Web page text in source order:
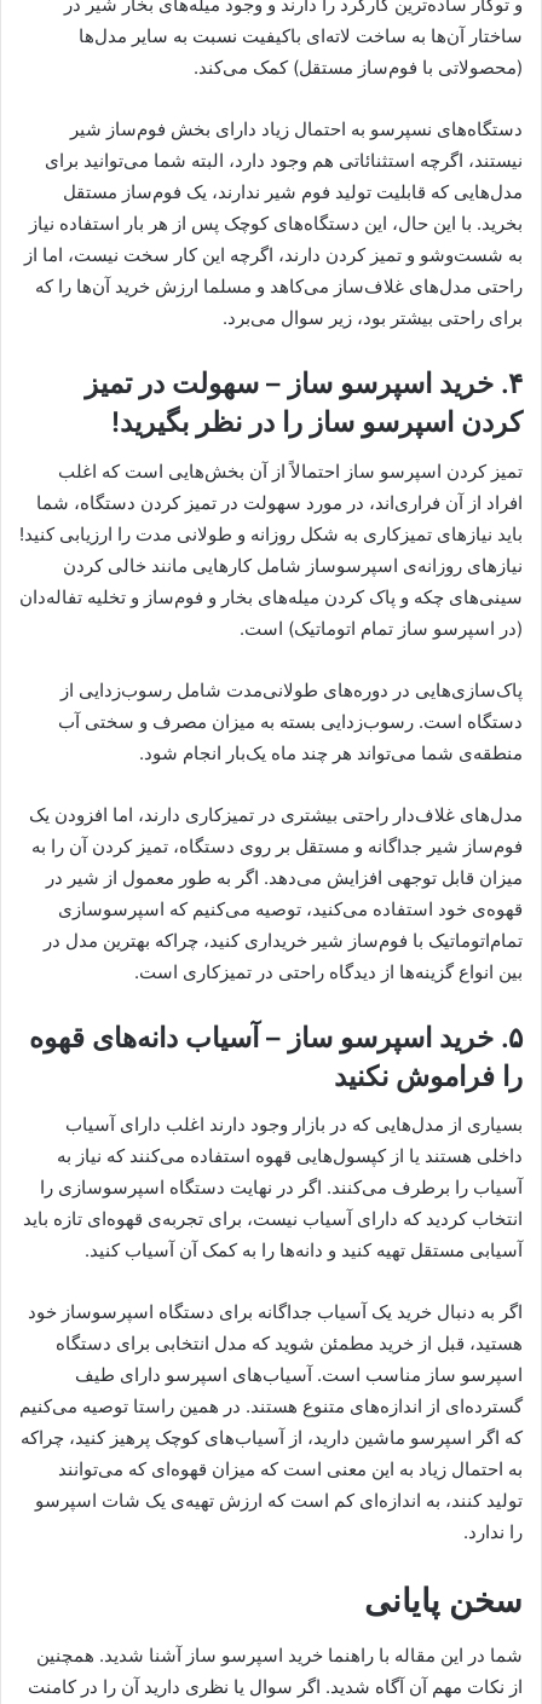
و توکار ساده‌ترین کارکرد را دارند و وجود میله‌های بخار شیر در
ساختار آن‌ها به ساخت لاته‌ای باکیفیت نسبت به سایر مدل‌ها
(محصولاتی با فوم‌ساز مستقل) کمک می‌کند.
دستگاه‌های نسپرسو به احتمال زیاد دارای بخش فوم‌ساز شیر
نیستند، اگرچه استثنائاتی هم وجود دارد، البته شما می‌توانید برای
مدل‌هایی که قابلیت تولید فوم شیر ندارند، یک فوم‌ساز مستقل
بخرید. با این حال، این دستگاه‌های کوچک پس از هر بار استفاده نیاز
به شست‌وشو و تمیز کردن دارند، اگرچه این کار سخت نیست، اما از
راحتی مدل‌های غلاف‌ساز می‌کاهد و مسلما ارزش خرید آن‌ها را که
برای راحتی بیشتر بود، زیر سوال می‌برد.
۴. خرید اسپرسو ساز – سهولت در تمیز
کردن اسپرسو ساز را در نظر بگیرید!
تمیز کردن اسپرسو ساز احتمالاً از آن بخش‌هایی است که اغلب
افراد از آن فراری‌اند، در مورد سهولت در تمیز کردن دستگاه، شما
باید نیازهای تمیزکاری به شکل روزانه و طولانی مدت را ارزیابی کنید!
نیازهای روزانه‌ی اسپرسوساز شامل کارهایی مانند خالی کردن
سینی‌های چکه و پاک کردن میله‌های بخار و فوم‌ساز و تخلیه تفاله‌دان
(در اسپرسو ساز تمام اتوماتیک) است.
پاک‌سازی‌هایی در دوره‌های طولانی‌مدت شامل رسوب‌زدایی از
دستگاه است. رسوب‌زدایی بسته به میزان مصرف و سختی آب
منطقه‌ی شما می‌تواند هر چند ماه یک‌بار انجام شود.
مدل‌های غلاف‌دار راحتی بیشتری در تمیزکاری دارند، اما افزودن یک
فوم‌ساز شیر جداگانه و مستقل بر روی دستگاه، تمیز کردن آن را به
میزان قابل توجهی افزایش می‌دهد. اگر به طور معمول از شیر در
قهوه‌ی خود استفاده می‌کنید، توصیه می‌کنیم که اسپرسوسازی
تمام‌اتوماتیک با فوم‌ساز شیر خریداری کنید، چراکه بهترین مدل در
بین انواع گزینه‌ها از دیدگاه راحتی در تمیزکاری است.
۵. خرید اسپرسو ساز – آسیاب دانه‌های قهوه
را فراموش نکنید
بسیاری از مدل‌هایی که در بازار وجود دارند اغلب دارای آسیاب
داخلی هستند یا از کپسول‌هایی قهوه استفاده می‌کنند که نیاز به
آسیاب را برطرف می‌کنند. اگر در نهایت دستگاه اسپرسوسازی را
انتخاب کردید که دارای آسیاب نیست، برای تجربه‌ی قهوه‌ای تازه باید
آسیابی مستقل تهیه کنید و دانه‌ها را به کمک آن آسیاب کنید.
اگر به دنبال خرید یک آسیاب جداگانه برای دستگاه اسپرسوساز خود
هستید، قبل از خرید مطمئن شوید که مدل انتخابی برای دستگاه
اسپرسو ساز مناسب است. آسیاب‌های اسپرسو دارای طیف
گسترده‌ای از اندازه‌های متنوع هستند. در همین راستا توصیه می‌کنیم
که اگر اسپرسو ماشین دارید، از آسیاب‌های کوچک پرهیز کنید، چراکه
به احتمال زیاد به این معنی است که میزان قهوه‌ای که می‌توانند
تولید کنند، به اندازه‌ای کم است که ارزش تهیه‌ی یک شات اسپرسو
را ندارد.
سخن پایانی
شما در این مقاله با راهنما خرید اسپرسو ساز آشنا شدید. همچنین
از نکات مهم آن آگاه شدید. اگر سوال یا نظری دارید آن را در کامنت